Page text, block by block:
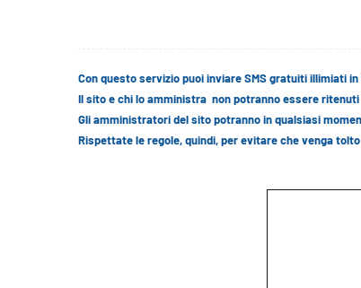
Con questo servizio puoi inviare SMS gratuiti illimiati
Il sito e chi lo amministra non potranno essere
Gli amministratori del sito potranno in qualsiasi
Rispettate le regole, quindi, per evitare che venga